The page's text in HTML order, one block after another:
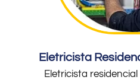
Eletricista
Eletricista